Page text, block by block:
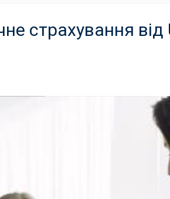
страхування